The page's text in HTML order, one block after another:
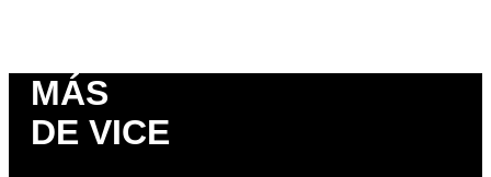
MÁS
DE VICE